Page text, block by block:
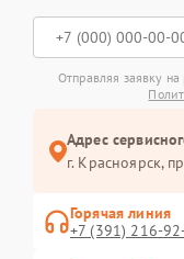
Отправляя заявку
Адрес
г. Красноярск,
Горячая линия
+7 (391) 216-